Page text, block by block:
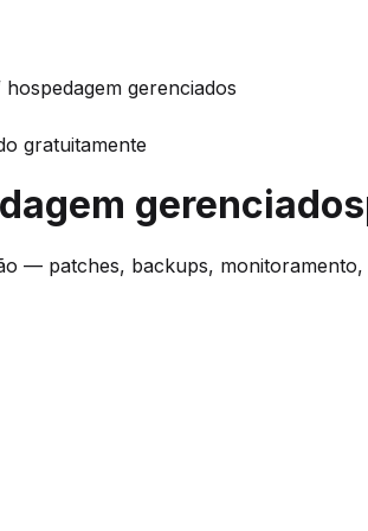
gerenciados
gratuitamente
gerenciados
— patches, backups, monitoramento,